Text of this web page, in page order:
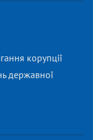
корупції
державної